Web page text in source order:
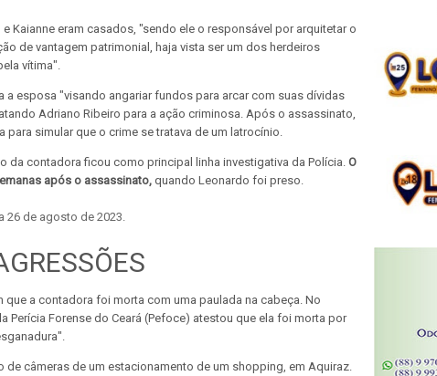
Kaianne eram casados, "sendo ele o responsável por arquitetar o
de vantagem patrimonial, haja vista ser um dos herdeiros
vítima".
a esposa "visando angariar fundos para arcar com suas dívidas
Adriano Ribeiro para a ação criminosa. Após o assassinato,
simular que o crime se tratava de um latrocínio.
da contadora ficou como principal linha investigativa da Polícia. O
após o assassinato, quando Leonardo foi preso.
26 de agosto de 2023.
a contadora foi morta com uma paulada na cabeça. No
Perícia Forense do Ceará (Pefoce) atestou que ela foi morta por
de câmeras de um estacionamento de um shopping, em Aquiraz.